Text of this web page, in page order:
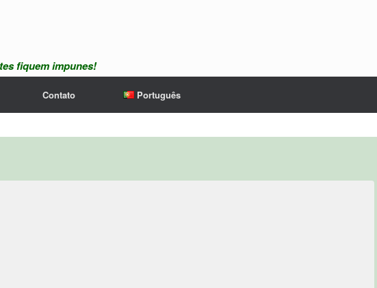
fiquem impunes!
Contato Português